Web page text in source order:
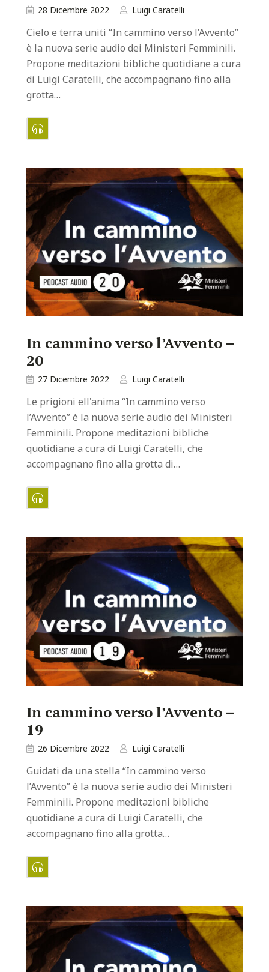
28 Dicembre 2022 Luigi Caratelli
Cielo e terra uniti “In cammino verso l’Avvento”
è la nuova serie audio dei Ministeri Femminili.
Propone meditazioni bibliche quotidiane a cura
di Luigi Caratelli, che accompagnano fino alla
grotta…
In cammino verso l’Avvento –
20
27 Dicembre 2022 Luigi Caratelli
Le prigioni ell'anima “In cammino verso
l’Avvento” è la nuova serie audio dei Ministeri
Femminili. Propone meditazioni bibliche
quotidiane a cura di Luigi Caratelli, che
accompagnano fino alla grotta di…
In cammino verso l’Avvento –
19
26 Dicembre 2022 Luigi Caratelli
Guidati da una stella “In cammino verso
l’Avvento” è la nuova serie audio dei Ministeri
Femminili. Propone meditazioni bibliche
quotidiane a cura di Luigi Caratelli, che
accompagnano fino alla grotta…